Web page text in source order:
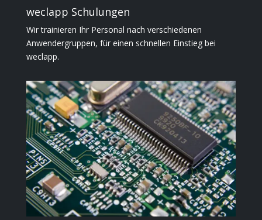
weclapp Schulungen
Wir trainieren Ihr Personal nach verschiedenen
Anwendergruppen, für einen schnellen Einstieg bei
weclapp.